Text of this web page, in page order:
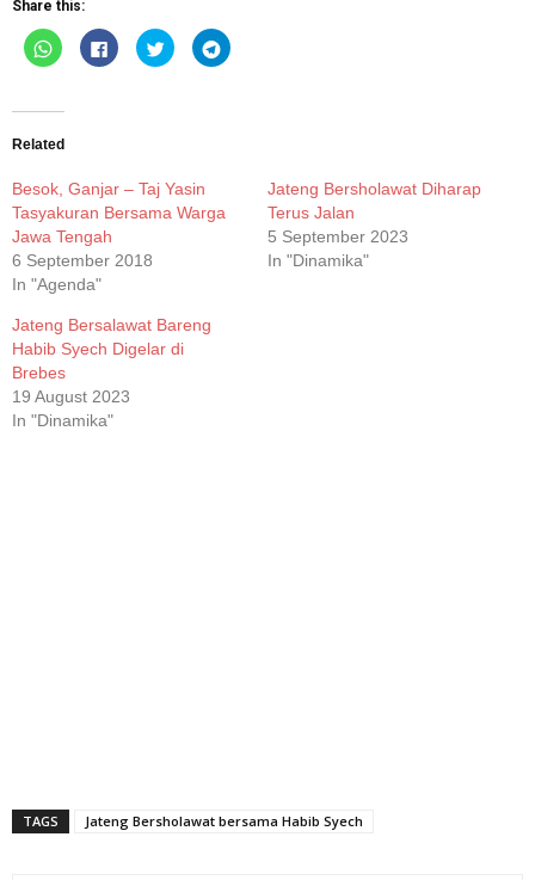
Share this:
Click
to
share
(Opens
new
Click
to
share
Click
to
share
Click
to
Related
Besok, Ganjar – Taj Yasin
Tasyakuran Bersama Warga
Jawa Tengah
6 September 2018
In "Agenda"
Jateng Bersholawat Diharap
Terus Jalan
5 September 2023
In "Dinamika"
Jateng Bersalawat Bareng
Habib Syech Digelar di
Brebes
19 August 2023
In "Dinamika"
TAGS Jateng Bersholawat bersama Habib Syech